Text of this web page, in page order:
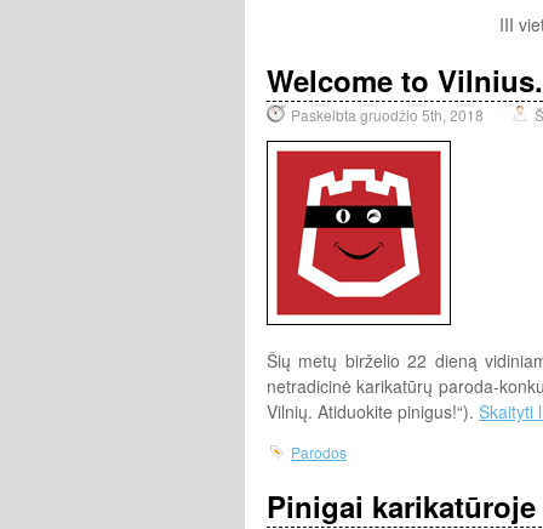
III
Welcome to
Paskelbta gruodžio 5th, 2018
Šių metų birželio 22 dieną
netradicinė karikatūrų paroda-
Vilnių. Atiduokite pinigus!“). Skaityti
Parodos
Pinigai